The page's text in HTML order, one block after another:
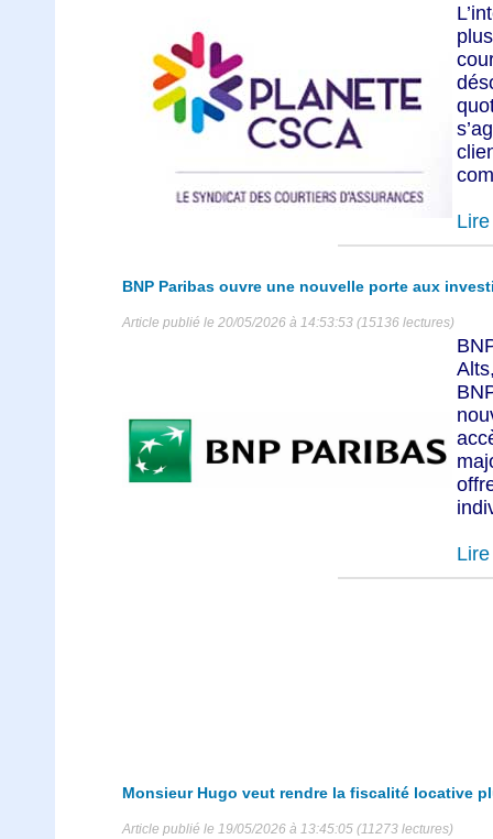
BNP Paribas ouvre une nouvelle porte aux
Article publié le 20/05/2026 à 14:53:53 (15136 lectures)
Monsieur Hugo veut rendre la fiscalité locative
Article publié le 19/05/2026 à 13:45:05 (11273 lectures)